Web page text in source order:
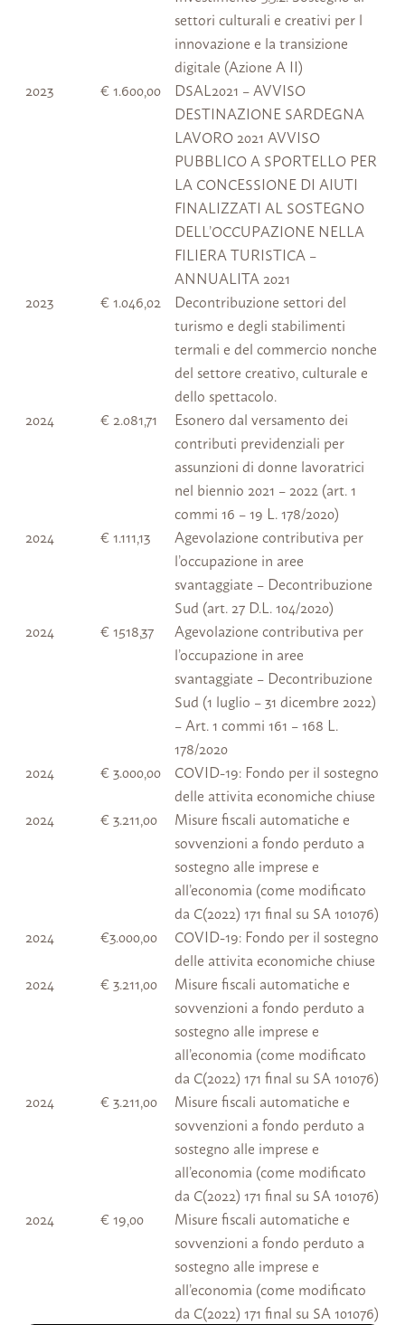
settori culturali e creativi per l
innovazione e la transizione
digitale (Azione A II)
2023
€ 1.600,00
DSAL2021 – AVVISO
DESTINAZIONE SARDEGNA
LAVORO 2021 AVVISO
PUBBLICO A SPORTELLO PER
LA CONCESSIONE DI AIUTI
FINALIZZATI AL SOSTEGNO
DELL’OCCUPAZIONE NELLA
FILIERA TURISTICA –
ANNUALITA 2021
2023
€ 1.046,02
Decontribuzione settori del
turismo e degli stabilimenti
termali e del commercio nonche
del settore creativo, culturale e
dello spettacolo.
2024
€ 2.081,71
Esonero dal versamento dei
contributi previdenziali per
assunzioni di donne lavoratrici
nel biennio 2021 – 2022 (art. 1
commi 16 – 19 L. 178/2020)
2024
€ 1.111,13
Agevolazione contributiva per
l’occupazione in aree
svantaggiate – Decontribuzione
Sud (art. 27 D.L. 104/2020)
2024
€ 1518,37
Agevolazione contributiva per
l’occupazione in aree
svantaggiate – Decontribuzione
Sud (1 luglio – 31 dicembre 2022)
– Art. 1 commi 161 – 168 L.
178/2020
2024
€ 3.000,00
COVID-19: Fondo per il sostegno
delle attivita economiche chiuse
2024
€ 3.211,00
Misure fiscali automatiche e
sovvenzioni a fondo perduto a
sostegno alle imprese e
all’economia (come modificato
da C(2022) 171 final su SA 101076)
2024
€3.000,00
COVID-19: Fondo per il sostegno
delle attivita economiche chiuse
2024
€ 3.211,00
Misure fiscali automatiche e
sovvenzioni a fondo perduto a
sostegno alle imprese e
all’economia (come modificato
da C(2022) 171 final su SA 101076)
2024
€ 3.211,00
Misure fiscali automatiche e
sovvenzioni a fondo perduto a
sostegno alle imprese e
all’economia (come modificato
da C(2022) 171 final su SA 101076)
2024
€ 19,00
Misure fiscali automatiche e
sovvenzioni a fondo perduto a
sostegno alle imprese e
all’economia (come modificato
da C(2022) 171 final su SA 101076)